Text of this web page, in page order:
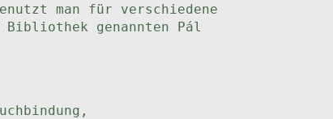
man für verschiedene
genannten Pál